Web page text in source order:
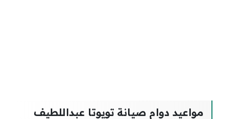
مواعيد دوام صيانة تويوتا عبداللطيف